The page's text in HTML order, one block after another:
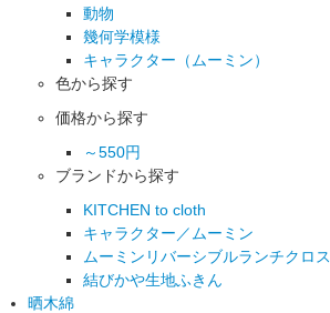
動物
幾何学模様
キャラクター（ムーミン）
色から探す
価格から探す
～550円
ブランドから探す
KITCHEN to cloth
キャラクター／ムーミン
ムーミンリバーシブルランチクロス
結びかや生地ふきん
晒木綿